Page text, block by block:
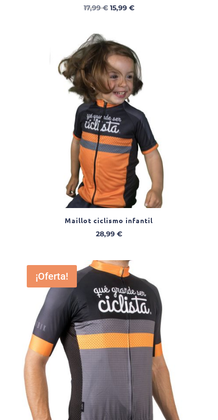
17,99€ El
era:
17,99 €.
15,99 €El
15,99 €.
Maillot ciclismo infantil
28,99 €
¡Oferta!